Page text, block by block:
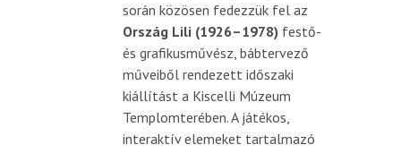
során közösen fedezzük fel az
Ország Lili (1926–1978) festő-
és grafikusművész, bábtervező
műveiből rendezett időszaki
kiállítást a Kiscelli Múzeum
Templomterében. A játékos,
interaktív elemeket tartalmazó